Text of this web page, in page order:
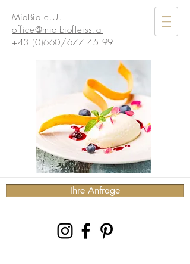
MioBio e.U.
office@mio-biofleiss.at
+43 (0)660/677 45 99
Ihre Anfrage